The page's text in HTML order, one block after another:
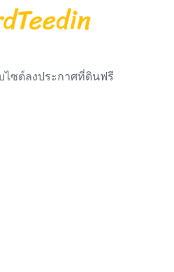
ไซต์ลงประกาศที่ดินฟรี